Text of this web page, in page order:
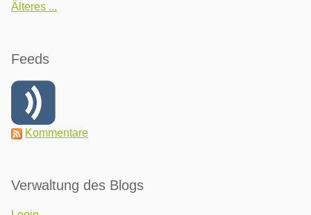
Älteres ...
Feeds
Kommentare
Verwaltung des Blogs